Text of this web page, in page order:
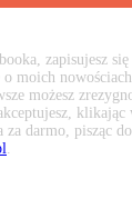
zapisujesz
moich
możesz
za darmo, pisząc
.